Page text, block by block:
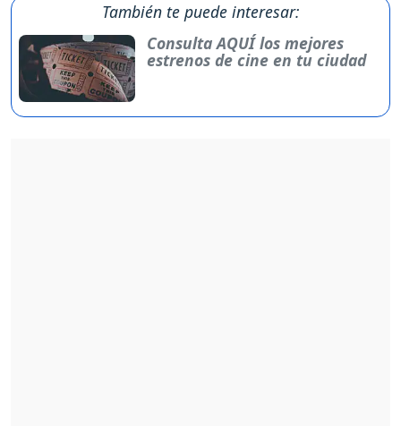
También te puede interesar:
Consulta AQUÍ los mejores
estrenos de cine en tu ciudad